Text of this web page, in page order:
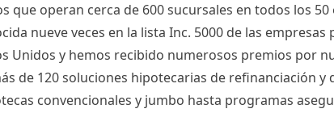
que operan cerca de 600 sucursales en todos los 50
nueve veces en la lista Inc. 5000 de las empresas
Unidos y hemos recibido numerosos premios por
de 120 soluciones hipotecarias de refinanciación y
convencionales y jumbo hasta programas